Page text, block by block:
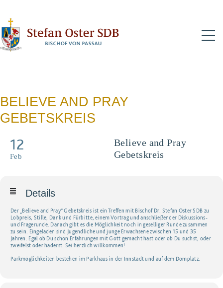
BELIEVE AND PRAY
GEBETSKREIS
12
Feb
Believe and Pray
Gebetskreis
Details
Der „Believe and Pray“ Gebetskreis ist ein Treffen mit Bischof Dr. Stefan Oster SDB zu
Lobpreis, Stille, Dank und Fürbitte, einem Vortrag und anschließender Diskussions-
und Fragerunde. Danach gibt es die Möglichkeit noch in geselliger Runde zusammen
zu sein. Eingeladen sind Jugendliche und junge Erwachsene zwischen 15 und 35
Jahren. Egal ob Du schon Erfahrungen mit Gott gemacht hast oder ob Du suchst, oder
zweifelst oder haderst. Sei herzlich willkommen!
Parkmöglichkeiten bestehen im Parkhaus in der Innstadt und auf dem Domplatz.